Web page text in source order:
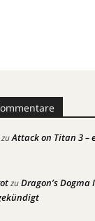
zuAttack on Titan 3 –
zuDragon’s Dogma